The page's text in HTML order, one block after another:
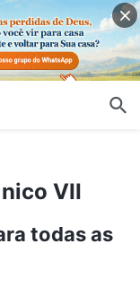
VII
todas as